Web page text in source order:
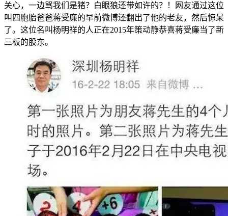
关心，一边骂我们是猪？白眼狼还带如许的？！网友通过这位
叫四胞胎爸爸蒋受廉的早前微博还翻出了他的老友，然后惊呆
了。这位名叫杨明祥的人正在2015年策动静恭喜蒋受廉当了新
三板的股东。